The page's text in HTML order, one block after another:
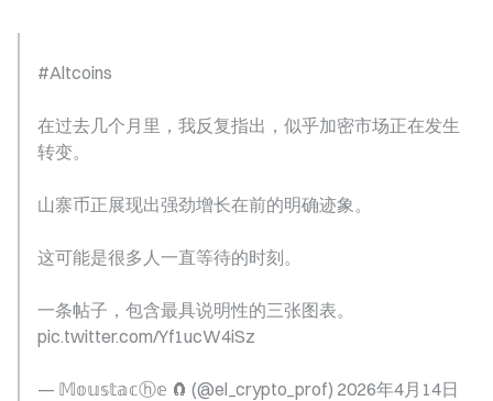
#Altcoins
在过去几个月里，我反复指出，似乎加密市场正在发生
转变。
山寨币正展现出强劲增长在前的明确迹象。
这可能是很多人一直等待的时刻。
一条帖子，包含最具说明性的三张图表。
pic.twitter.com/Yf1ucW4iSz
— 𝕄𝕠𝕦𝕤𝕥𝕒𝕔ⓗ𝕖 🧲 (@el_crypto_prof) 2026年4月14日